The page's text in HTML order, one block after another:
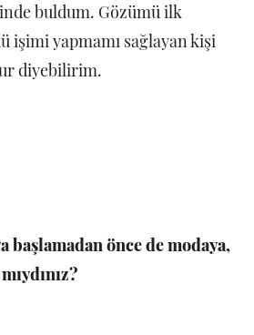
buldum. Gözümü ilk
işimi yapmamı sağlayan kişi
diyebilirim.
başlamadan önce de modaya,